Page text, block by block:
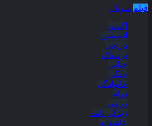
فیلم سریال
اکشن
انیمیشن
تاریخی
ترسناک
جنایی
جنگی
خانوادگی
درام
رزمی
زندگی نامه
عاشقانه